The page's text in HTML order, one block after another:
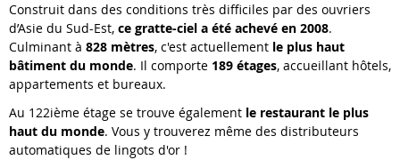
Construit dans des conditions très difficiles par des ouvriers
d’Asie du Sud-Est, ce gratte-ciel a été achevé en 2008.
Culminant à 828 mètres, c'est actuellement le plus haut
bâtiment du monde. Il comporte 189 étages, accueillant hôtels,
appartements et bureaux.
Au 122ième étage se trouve également le restaurant le plus
haut du monde. Vous y trouverez même des distributeurs
automatiques de lingots d'or !